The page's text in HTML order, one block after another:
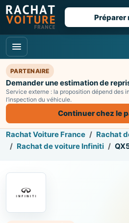
Préparer
PARTENAIRE
Demander une estimation de
Service externe : la proposition dépend des
l’inspection du véhicule.
Continuer chez le
Rachat Voiture France
Rachat
Rachat de voiture Infiniti